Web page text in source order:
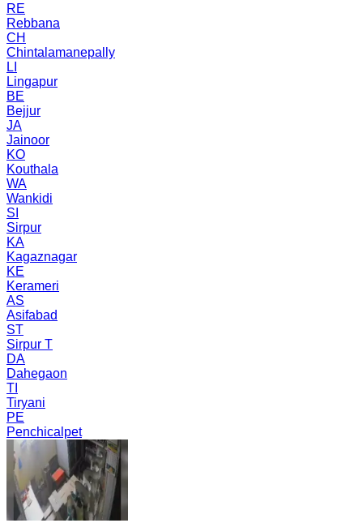
RE
Rebbana
CH
Chintalamanepally
LI
Lingapur
BE
Bejjur
JA
Jainoor
KO
Kouthala
WA
Wankidi
SI
Sirpur
KA
Kagaznagar
KE
Kerameri
AS
Asifabad
ST
Sirpur T
DA
Dahegaon
TI
Tiryani
PE
Penchicalpet